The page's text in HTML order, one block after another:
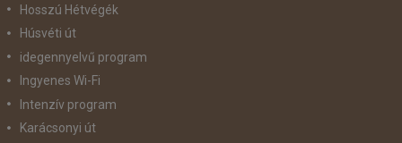
Hosszú Hétvégék
Húsvéti út
idegennyelvű program
Ingyenes Wi-Fi
Intenzív program
Karácsonyi út